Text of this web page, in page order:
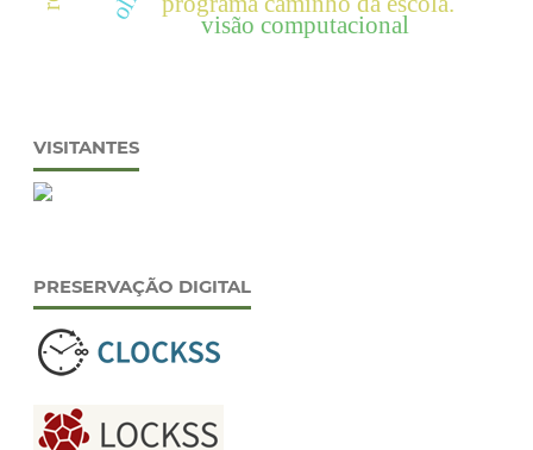
visão computacional
VISITANTES
PRESERVAÇÃO DIGITAL